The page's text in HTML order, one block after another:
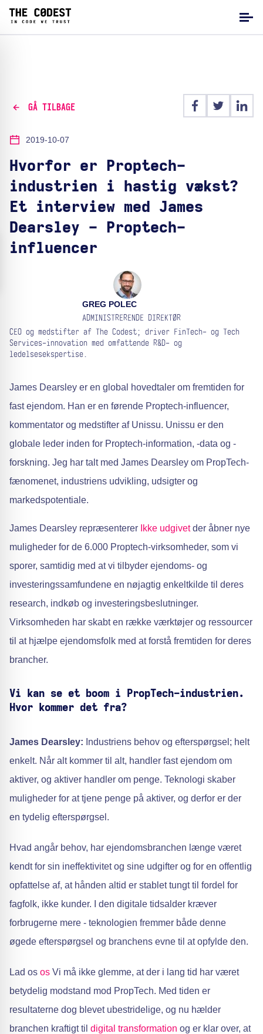
GÅ TILBAGE
2019-10-07
Hvorfor er Proptech-
industrien i hastig vækst?
Et interview med James
Dearsley - Proptech-
influencer
GREG POLEC
ADMINISTRERENDE DIREKTØR
CEO og medstifter af The Codest; driver FinTech- og Tech
Services-innovation med omfattende R&D- og
ledelsesekspertise.
James Dearsley er en global hovedtaler om fremtiden for
fast ejendom. Han er en førende Proptech-influencer,
kommentator og medstifter af Unissu. Unissu er den
globale leder inden for Proptech-information, -data og -
forskning. Jeg har talt med James Dearsley om PropTech-
fænomenet, industriens udvikling, udsigter og
markedspotentiale.
James Dearsley repræsenterer Ikke udgivetder åbner nye
muligheder for de 6.000 Proptech-virksomheder, som vi
sporer, samtidig med at vi tilbyder ejendoms- og
investeringssamfundene en nøjagtig enkeltkilde til deres
research, indkøb og investeringsbeslutninger.
Virksomheden har skabt en række værktøjer og ressourcer
til at hjælpe ejendomsfolk med at forstå fremtiden for deres
brancher.
Vi kan se et boom i PropTech-industrien.
Hvor kommer det fra?
James Dearsley: Industriens behov og efterspørgsel; helt
enkelt. Når alt kommer til alt, handler fast ejendom om
aktiver, og aktiver handler om penge. Teknologi skaber
muligheder for at tjene penge på aktiver, og derfor er der
en tydelig efterspørgsel.
Hvad angår behov, har ejendomsbranchen længe været
kendt for sin ineffektivitet og sine udgifter og for en offentlig
opfattelse af, at hånden altid er stablet tungt til fordel for
fagfolk, ikke kunder. I den digitale tidsalder kræver
forbrugerne mere - teknologien fremmer både denne
øgede efterspørgsel og branchens evne til at opfylde den.
Lad os os Vi må ikke glemme, at der i lang tid har været
betydelig modstand mod PropTech. Med tiden er
resultaterne dog blevet ubestridelige, og nu hælder
branchen kraftigt til digital transformation og er klar over, at